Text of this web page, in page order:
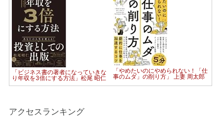
「ビジネス書の著者になっていきな
り年収を3倍にする方法」松尾 昭仁
「やめたいのにやめられない！「仕
事のムダ」の削り方」 上妻 周太郎
アクセスランキング